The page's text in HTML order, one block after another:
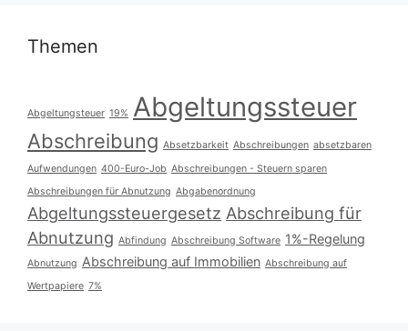
Themen
Abgeltungsteuer 19% Abgeltungssteuer
Abschreibung Absetzbarkeit Abschreibungen absetzbaren
Aufwendungen 400-Euro-Job Abschreibungen - Steuern sparen
Abschreibungen für Abnutzung Abgabenordnung
Abgeltungssteuergesetz Abschreibung für
Abnutzung Abfindung Abschreibung Software 1%-Regelung
Abnutzung Abschreibung auf Immobilien Abschreibung auf
Wertpapiere 7%